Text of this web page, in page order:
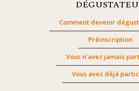
Comment devenir
Préinscription
Vous n’avez jamais
Vous avez déjà